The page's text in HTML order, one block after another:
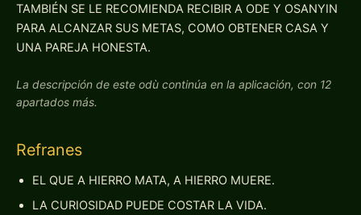
TAMBIÉN SE LE RECOMIENDA RECIBIR A ODE Y OSANYIN
PARA ALCANZAR SUS METAS, COMO OBTENER CASA Y
UNA PAREJA HONESTA.
La descripción de este odù continúa en la aplicación, con 12
apartados más.
Refranes
EL QUE A HIERRO MATA, A HIERRO MUERE.
LA CURIOSIDAD PUEDE COSTAR LA VIDA.